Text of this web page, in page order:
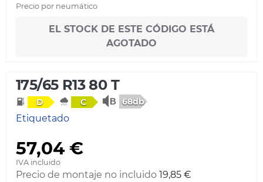
Precio por neumático
EL STOCK DE ESTE CÓDIGO ESTÁ
AGOTADO
175/65 R13 80 T
D C 68db
Etiquetado
57,04 €
IVA incluido
Precio de montaje no incluido 19,85 €